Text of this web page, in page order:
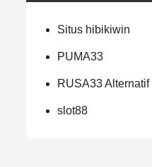
Situs hibikiwin
PUMA33
RUSA33 Alternatif
slot88